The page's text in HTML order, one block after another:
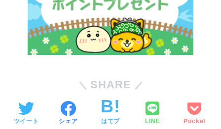
SHARE
ツイート シェア はてブ LINE Pocket